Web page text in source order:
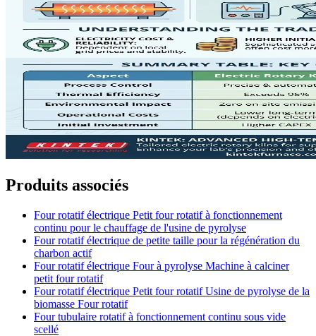
Produits associés
Four rotatif électrique Petit four rotatif à fonctionnement
continu pour le chauffage de l'usine de pyrolyse
Four rotatif électrique de petite taille pour la régénération du
charbon actif
Four rotatif électrique Four à pyrolyse Machine à calciner
petit four rotatif
Four rotatif électrique Petit four rotatif Usine de pyrolyse de la
biomasse Four rotatif
Four tubulaire rotatif à fonctionnement continu sous vide
scellé